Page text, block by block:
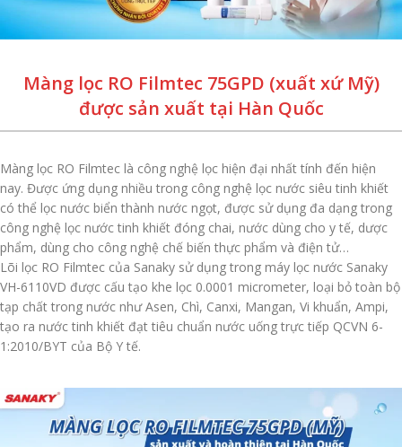
Màng lọc RO Filmtec 75GPD (xuất xứ Mỹ)
được sản xuất tại Hàn Quốc
Màng lọc RO Filmtec là công nghệ lọc hiện đại nhất tính đến hiện
nay. Được ứng dụng nhiều trong công nghệ lọc nước siêu tinh khiết
có thể lọc nước biển thành nước ngọt, được sử dụng đa dạng trong
công nghệ lọc nước tinh khiết đóng chai, nước dùng cho y tế, dược
phẩm, dùng cho công nghệ chế biến thực phẩm và điện tử…
Lõi lọc RO Filmtec của Sanaky sử dụng trong máy lọc nước Sanaky
VH-6110VD được cấu tạo khe lọc 0.0001 micrometer, loại bỏ toàn bộ
tạp chất trong nước như Asen, Chì, Canxi, Mangan, Vi khuẩn, Ampi,
tạo ra nước tinh khiết đạt tiêu chuẩn nước uống trực tiếp QCVN 6-
1:2010/BYT của Bộ Y tế.